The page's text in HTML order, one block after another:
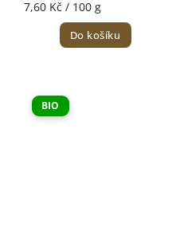
7,60 Kč / 100 g
Do košíku
BIO